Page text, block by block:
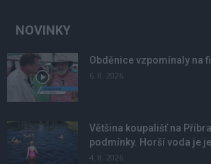
NOVINKY
Obděnice vzpomínaly na
6. 8. 2026
Většina koupališť na
podmínky. Horší voda je
4. 8. 2026